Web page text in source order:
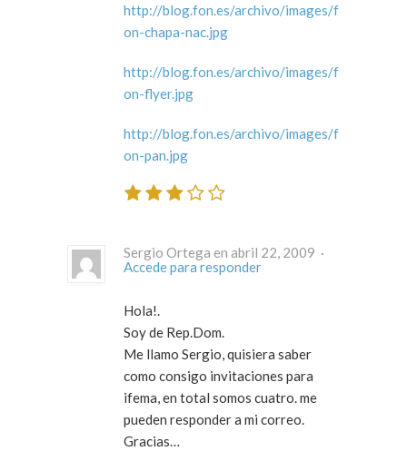
http://blog.fon.es/archivo/images/f
on-chapa-nac.jpg
http://blog.fon.es/archivo/images/f
on-flyer.jpg
http://blog.fon.es/archivo/images/f
on-pan.jpg
Sergio Ortega en abril 22, 2009 ·
Accede para responder
Hola!.
Soy de Rep.Dom.
Me llamo Sergio, quisiera saber
como consigo invitaciones para
ifema, en total somos cuatro. me
pueden responder a mi correo.
Gracias…